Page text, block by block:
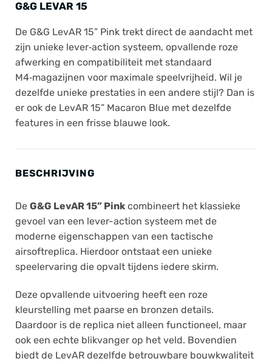
G&G LEVAR 15
De G&G LevAR 15” Pink trekt direct de aandacht met
zijn unieke lever‑action systeem, opvallende roze
afwerking en compatibiliteit met standaard
M4‑magazijnen voor maximale speelvrijheid. Wil je
dezelfde unieke prestaties in een andere stijl? Dan is
er ook de LevAR 15” Macaron Blue met dezelfde
features in een frisse blauwe look.
BESCHRIJVING
De G&G LevAR 15” Pink combineert het klassieke
gevoel van een lever-action systeem met de
moderne eigenschappen van een tactische
airsoftreplica. Hierdoor ontstaat een unieke
speelervaring die opvalt tijdens iedere skirm.
Deze opvallende uitvoering heeft een roze
kleurstelling met paarse en bronzen details.
Daardoor is de replica niet alleen functioneel, maar
ook een echte blikvanger op het veld. Bovendien
biedt de LevAR dezelfde betrouwbare bouwkwaliteit